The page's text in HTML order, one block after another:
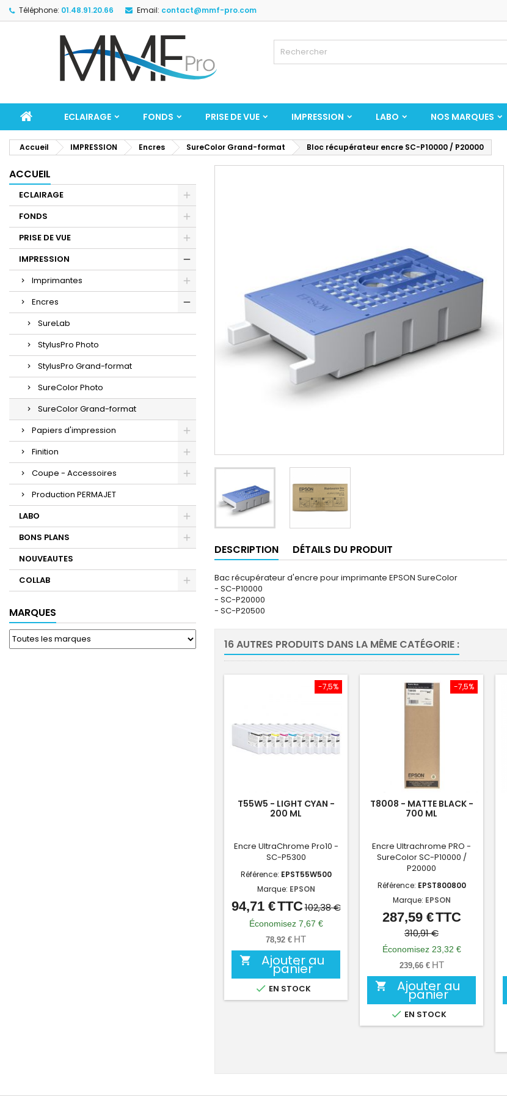
Téléphone: 01.48.91.20.66 Email: contact@mmf-pro.com
ECLAIRAGE FONDS PRISE DE VUE IMPRESSION LABO NOS MARQUES
Accueil IMPRESSION Encres SureColor Grand-format Bloc récupérateur encre SC-P10000 / P20000
ACCUEIL
ECLAIRAGE
FONDS
PRISE DE VUE
IMPRESSION
Imprimantes
Encres
SureLab
StylusPro Photo
StylusPro Grand-format
SureColor Photo
SureColor Grand-format
Papiers d'impression
Finition
Coupe - Accessoires
Production PERMAJET
LABO
BONS PLANS
NOUVEAUTES
COLLAB
MARQUES
DESCRIPTION DÉTAILS DU PRODUIT
Bac récupérateur d'encre pour imprimante EPSON SureColor
- SC-P10000
- SC-P20000
- SC-P20500
16 AUTRES PRODUITS DANS LA MÊME CATÉGORIE :
-7,5%
T55W5 - LIGHT CYAN -
200 ML
Encre UltraChrome Pro10 -
SC-P5300
Référence: EPST55W500
Marque: EPSON
Prix
Prix
de
base
94,71 €TTC102,38 €
Économisez 7,67 €
78,92 € HT
 Ajouter au
panier
 EN STOCK
-7,5%
T8008 - MATTE BLACK -
700 ML
Encre Ultrachrome PRO -
SureColor SC-P10000 /
P20000
Référence: EPST800800
Marque: EPSON
Prix
Prix
de
base
287,59 €TTC
310,91 €
Économisez 23,32 €
239,66 € HT
 Ajouter au
panier
 EN STOCK